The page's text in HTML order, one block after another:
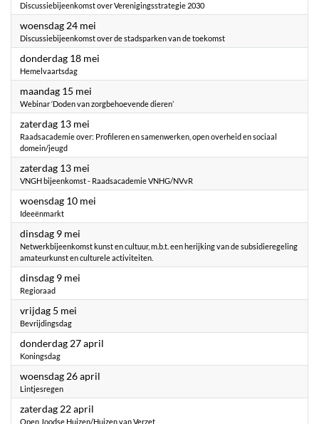
Discussiebijeenkomst over Verenigingsstrategie 2030
woensdag 24 mei
Discussiebijeenkomst over de stadsparken van de toekomst
donderdag 18 mei
Hemelvaartsdag
maandag 15 mei
Webinar ‘Doden van zorgbehoevende dieren’
zaterdag 13 mei
Raadsacademie over: Profileren en samenwerken, open overheid en sociaal
domein/jeugd
zaterdag 13 mei
VNGH bijeenkomst - Raadsacademie VNHG/NVvR
woensdag 10 mei
Ideeënmarkt
dinsdag 9 mei
Netwerkbijeenkomst kunst en cultuur, m.b.t. een herijking van de subsidieregeling
amateurkunst en culturele activiteiten.
dinsdag 9 mei
Regioraad
vrijdag 5 mei
Bevrijdingsdag
donderdag 27 april
Koningsdag
woensdag 26 april
Lintjesregen
zaterdag 22 april
Open Joodse Huizen/Huizen van Verzet